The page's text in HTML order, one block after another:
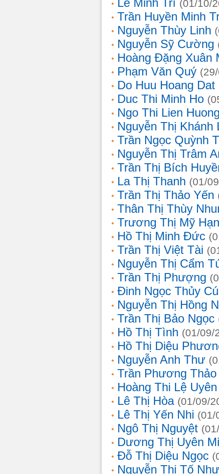
Lê Minh Trí (01/10/
Trần Huyền Minh
Nguyễn Thùy Linh
Nguyễn Sỹ Cường
Hoàng Đặng Xuân
Phạm Văn Quý
Do Huu Hoang Dat
Duc Thi Minh Ho
Ngo Thi Lien
Nguyễn Thị Khánh
Trần Ngọc Quỳnh
Nguyễn Thị Trâm
Trần Thị Bích
La Thị Thanh (01/
Trần Thị Thảo Yến
Thân Thị Thùy
Trương Thị Mỹ
Hồ Thị Minh Đức
Trần Thị Việt Tài
Nguyễn Thị Cẩm
Trần Thị Phượng
Đinh Ngọc Thủy
Nguyễn Thị Hồng
Trần Thị Bảo Ngọc
Hồ Thị Tình (01/09/
Hồ Thị Diệu
Nguyễn Anh Thư
Trần Phương Thảo
Hoàng Thi Lệ Uyên
Lê Thị Hòa (01/09/
Lê Thị Yến Nhi (01/
Ngô Thị Nguyệt
Dương Thị Uyên Mi
Đỗ Thị Diệu Ngọc
Nguyễn Thị Tố Như